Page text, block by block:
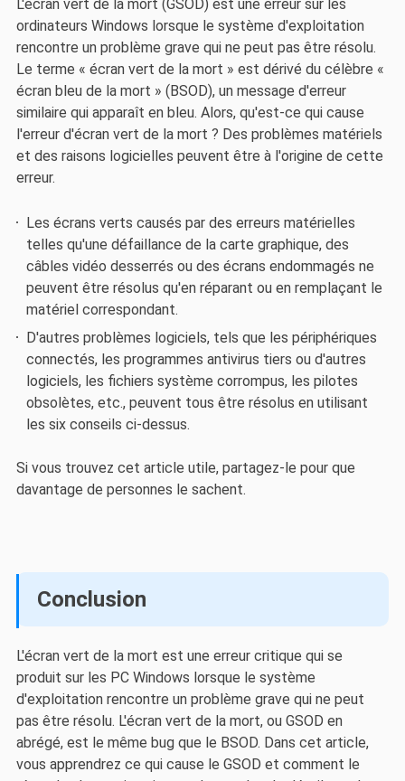
L'écran vert de la mort (GSOD) est une erreur sur les
ordinateurs Windows lorsque le système d'exploitation
rencontre un problème grave qui ne peut pas être résolu.
Le terme « écran vert de la mort » est dérivé du célèbre «
écran bleu de la mort » (BSOD), un message d'erreur
similaire qui apparaît en bleu. Alors, qu'est-ce qui cause
l'erreur d'écran vert de la mort ? Des problèmes matériels
et des raisons logicielles peuvent être à l'origine de cette
erreur.
Les écrans verts causés par des erreurs matérielles
telles qu'une défaillance de la carte graphique, des
câbles vidéo desserrés ou des écrans endommagés ne
peuvent être résolus qu'en réparant ou en remplaçant le
matériel correspondant.
D'autres problèmes logiciels, tels que les périphériques
connectés, les programmes antivirus tiers ou d'autres
logiciels, les fichiers système corrompus, les pilotes
obsolètes, etc., peuvent tous être résolus en utilisant
les six conseils ci-dessus.
Si vous trouvez cet article utile, partagez-le pour que
davantage de personnes le sachent.
Conclusion
L'écran vert de la mort est une erreur critique qui se
produit sur les PC Windows lorsque le système
d'exploitation rencontre un problème grave qui ne peut
pas être résolu. L'écran vert de la mort, ou GSOD en
abrégé, est le même bug que le BSOD. Dans cet article,
vous apprendrez ce qui cause le GSOD et comment le